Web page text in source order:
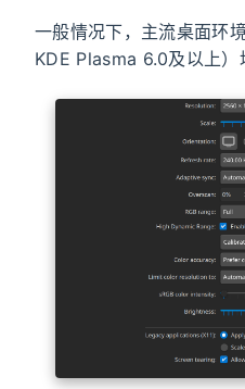
一般情况下，主流桌面环
KDE Plasma 6.0及以上）